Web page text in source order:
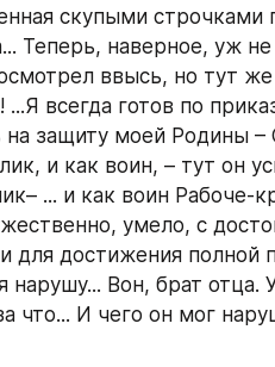
скупыми строчками
Теперь, наверное, уж
ввысь, но тут
всегда готов по
на защиту моей Родины
и как воин, – тут он
... и как воин Рабоче-
умело, с
для достижения полной
нарушу... Вон, брат
что... И чего он мог